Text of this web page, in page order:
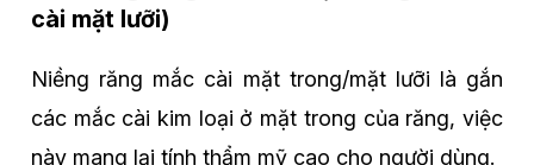
cài mặt lưỡi)
Niềng răng mắc cài mặt trong/mặt lưỡi là gắn
các mắc cài kim loại ở mặt trong của răng, việc
này mang lại tính thẩm mỹ cao cho người dùng.